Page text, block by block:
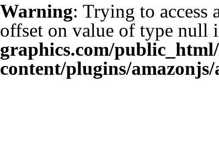
Warning: Trying to access
offset on value of type null
graphics.com/
content/plugins/